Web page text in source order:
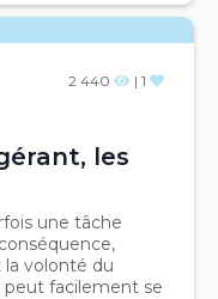
2 440 | 1
les
une tâche
volonté du
peut facilement se